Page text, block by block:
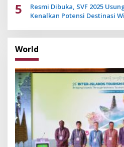
5
Resmi Dibuka, SVF 2025
Kenalkan Potensi Destinasi
World